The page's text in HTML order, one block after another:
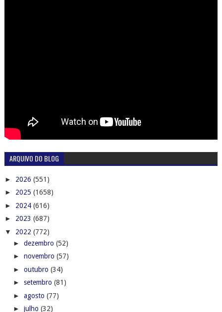
ARQUIVO DO BLOG
► 2026 (551)
► 2025 (1658)
► 2024 (616)
► 2023 (687)
▼ 2022 (772)
► dezembro (52)
► novembro (57)
► outubro (34)
► setembro (81)
► agosto (77)
► julho (32)